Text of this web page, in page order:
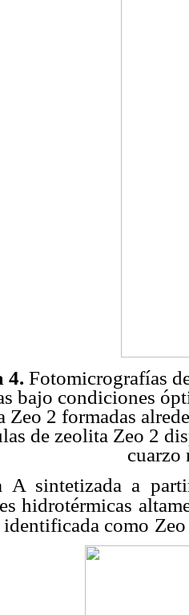
4. Fotomicrografías
bajo condiciones
Zeo 2 formadas
de zeolita Zeo 2
cuarzo
A sintetizada a
hidrotérmicas
como